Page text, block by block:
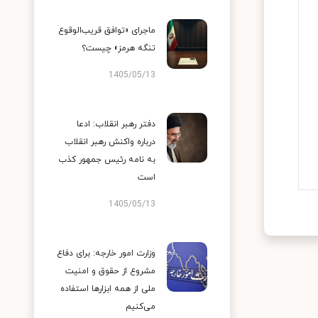
ماجرای «توافق قریب‌الوقوع
تنگه هرمز» چیست؟
1405/05/13
دفتر رهبر انقلاب: ادعا
درباره واکنش رهبر انقلاب
به نامه رئیس جمهور کذب
است
1405/05/13
وزارت امور خارجه: برای دفاع
مشروع از حقوق و امنیت
ملی از همه ابزارها استفاده
می‌کنیم